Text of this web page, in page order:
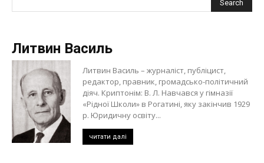
Литвин Василь
Литвин Василь – журналіст, публіцист,
редактор, правник, громадсько-політичний
діяч. Криптонім: В. Л. Навчався у гімназії
«Рідної Школи» в Рогатині, яку закінчив 1929
р. Юридичну освіту...
читати далі